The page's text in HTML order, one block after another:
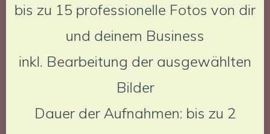
bis zu 15 professionelle Fotos von dir
und deinem Business
inkl. Bearbeitung der ausgewählten
Bilder
Dauer der Aufnahmen: bis zu 2